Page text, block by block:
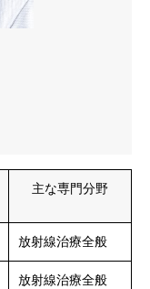
主な専門分野
放射線治療全般
放射線治療全般